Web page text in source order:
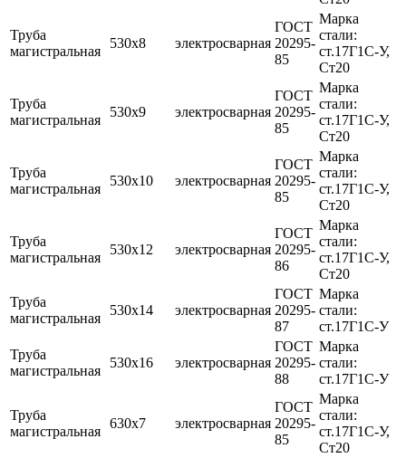
Труба
магистральная
530х8 электросварная
ГОСТ
20295-
85
Марка
стали:
ст.17Г1С-У,
Ст20
Труба
магистральная
530х9 электросварная
ГОСТ
20295-
85
Марка
стали:
ст.17Г1С-У,
Ст20
Труба
магистральная
530х10 электросварная
ГОСТ
20295-
85
Марка
стали:
ст.17Г1С-У,
Ст20
Труба
магистральная
530х12 электросварная
ГОСТ
20295-
86
Марка
стали:
ст.17Г1С-У,
Ст20
Труба
магистральная
530х14 электросварная
ГОСТ
20295-
87
Марка
стали:
ст.17Г1С-У
Труба
магистральная
530х16 электросварная
ГОСТ
20295-
88
Марка
стали:
ст.17Г1С-У
Труба
магистральная
630х7 электросварная
ГОСТ
20295-
85
Марка
стали:
ст.17Г1С-У,
Ст20